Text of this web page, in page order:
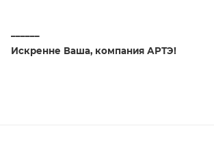
Искренне Ваша, компания АРТЭ!